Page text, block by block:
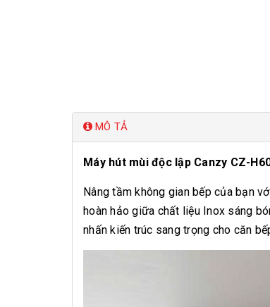
MÔ TẢ
Máy hút mùi độc lập Canzy CZ-
Nâng tầm không gian bếp của bạn
hoàn hảo giữa chất liệu Inox sáng
nhấn kiến trúc sang trọng cho căn